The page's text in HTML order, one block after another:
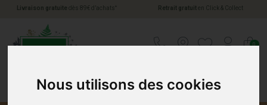
Nous utilisons des cookies
Livraison gratuite dès 89€ d’achats * Retrait gratuiten Click & Collect
0